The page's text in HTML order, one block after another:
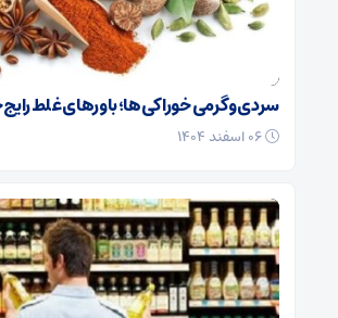
سردی و گرمی خوراکی‌ها؛ باورهای غلط